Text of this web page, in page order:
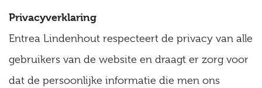
Privacyverklaring
Entrea Lindenhout respecteert de privacy van alle
gebruikers van de website en draagt er zorg voor
dat de persoonlijke informatie die men ons